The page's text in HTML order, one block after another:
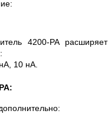
4200-PA расширяет
10 нА.